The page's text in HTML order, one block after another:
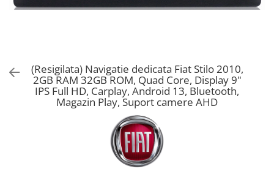
(Resigilata) Navigatie dedicata Fiat Stilo 2010,
2GB RAM 32GB ROM, Quad Core, Display 9"
IPS Full HD, Carplay, Android 13, Bluetooth,
Magazin Play, Suport camere AHD